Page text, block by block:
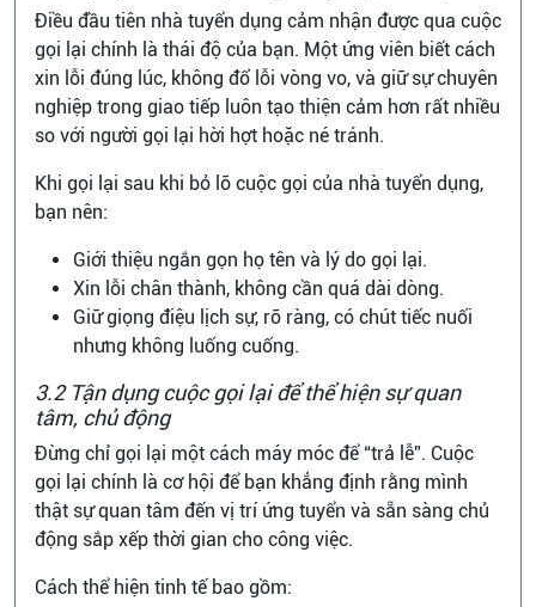
Điều đầu tiên nhà tuyển dụng cảm nhận được qua cuộc
gọi lại chính là thái độ của bạn. Một ứng viên biết cách
xin lỗi đúng lúc, không đổ lỗi vòng vo, và giữ sự chuyên
nghiệp trong giao tiếp luôn tạo thiện cảm hơn rất nhiều
so với người gọi lại hời hợt hoặc né tránh.
Khi gọi lại sau khi bỏ lỡ cuộc gọi của nhà tuyển dụng,
bạn nên:
Giới thiệu ngắn gọn họ tên và lý do gọi lại.
Xin lỗi chân thành, không cần quá dài dòng.
Giữ giọng điệu lịch sự, rõ ràng, có chút tiếc nuối
nhưng không luống cuống.
3.2 Tận dụng cuộc gọi lại để thể hiện sự quan
tâm, chủ động
Đừng chỉ gọi lại một cách máy móc để “trả lễ”. Cuộc
gọi lại chính là cơ hội để bạn khẳng định rằng mình
thật sự quan tâm đến vị trí ứng tuyển và sẵn sàng chủ
động sắp xếp thời gian cho công việc.
Cách thể hiện tinh tế bao gồm: